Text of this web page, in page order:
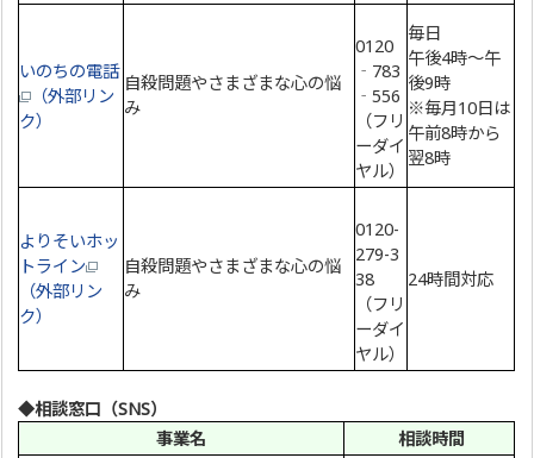
いのちの電話
（外部リン
ク）
自殺問題やさまざまな心の悩
み
0120
‐783
‐556
（フリ
ーダイ
ヤル）
毎日
午後4時～午
後9時
※毎月10日は
午前8時から
翌8時
よりそいホッ
トライン
（外部リン
ク）
自殺問題やさまざまな心の悩
み
0120-
279-3
38
（フリ
ーダイ
ヤル）
24時間対応
◆相談窓口（SNS）
事業名
相談時間